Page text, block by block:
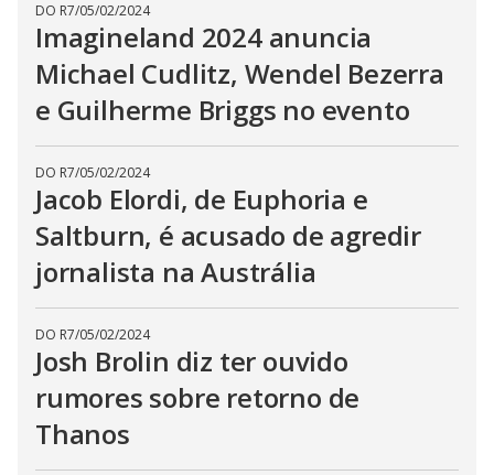
DO R7/05/02/2024
Imagineland 2024 anuncia
Michael Cudlitz, Wendel Bezerra
e Guilherme Briggs no evento
DO R7/05/02/2024
Jacob Elordi, de Euphoria e
Saltburn, é acusado de agredir
jornalista na Austrália
DO R7/05/02/2024
Josh Brolin diz ter ouvido
rumores sobre retorno de
Thanos